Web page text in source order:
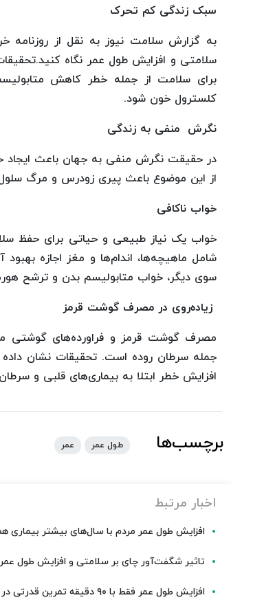
سبک زندگی کم تحرک
به گزارش سلامت نیوز به نقل از روزنامه
سلامتی و افزایش طول عمر نگاه
برای سلامت از جمله خطر کاهش
کلسترول خون شود.
نگرش منفی به زندگی
در حقیقت نگرش منفی به جهان باعث
از این موضوع باعث پیری زودرس و مرگ
خواب ناکافی
خواب یک نیاز طبیعی و حیاتی برای حفظ
شامل ماهیچه‌ها، اندام‌ها و مغز اجازه
سوی دیگر، خواب متابولیسم بدن و ترشح
زیاده‌روی در مصرف گوشت قرمز
مصرف گوشت قرمز و فراورده‌های گوشتی
جمله سرطان روده است. تحقیقات نشان
افزایش خطر ابتلا به بیماری‌های قلبی و
برچسب‌ها طول عمر عمر
اخبار مرتبط
افزایش طول عمر مردم با سال‌های بیشتر بیماری
تاثیر شگفت‌آور چای بر سلامتی و افزایش طول
افزایش طول عمر فقط با ۹۰ دقیقه تمرین قدرتی در هفته